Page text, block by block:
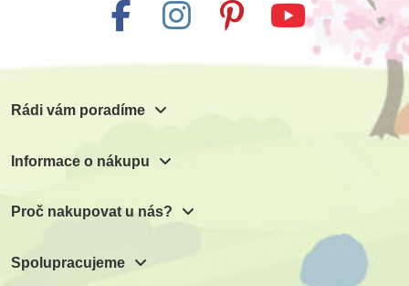
Rádi vám poradíme
Informace o nákupu
Proč nakupovat u nás?
Spolupracujeme